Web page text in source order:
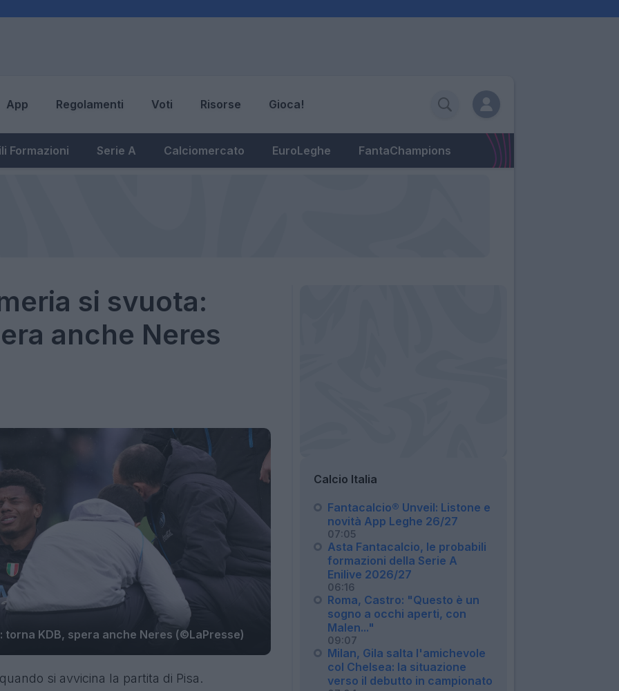
App Regolamenti Voti Risorse Gioca!
Formazioni Serie A Calciomercato EuroLeghe FantaChampions
si svuota:
anche Neres
KDB, spera anche Neres (©LaPresse)
si avvicina la partita di Pisa.
Calcio Italia
Fantacalcio® Unveil: Listone e
novità App Leghe 26/27
07:05
Asta Fantacalcio, le probabili
formazioni della Serie A
Enilive 2026/27
06:16
Roma, Castro: "Questo è un
sogno a occhi aperti, con
Malen..."
09:07
Milan, Gila salta l'amichevole
col Chelsea: la situazione
verso il debutto in campionato